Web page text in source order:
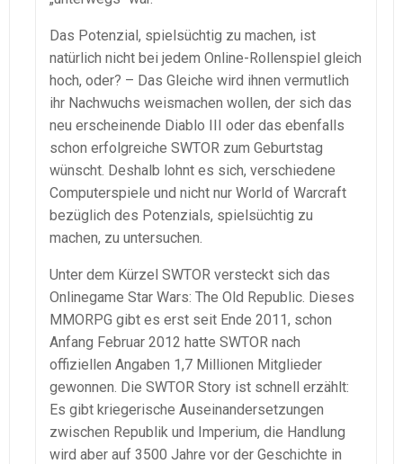
Das Potenzial, spielsüchtig zu machen, ist
natürlich nicht bei jedem Online-Rollenspiel gleich
hoch, oder? – Das Gleiche wird ihnen vermutlich
ihr Nachwuchs weismachen wollen, der sich das
neu erscheinende Diablo III oder das ebenfalls
schon erfolgreiche SWTOR zum Geburtstag
wünscht. Deshalb lohnt es sich, verschiedene
Computerspiele und nicht nur World of Warcraft
bezüglich des Potenzials, spielsüchtig zu
machen, zu untersuchen.
Unter dem Kürzel SWTOR versteckt sich das
Onlinegame Star Wars: The Old Republic. Dieses
MMORPG gibt es erst seit Ende 2011, schon
Anfang Februar 2012 hatte SWTOR nach
offiziellen Angaben 1,7 Millionen Mitglieder
gewonnen. Die SWTOR Story ist schnell erzählt:
Es gibt kriegerische Auseinandersetzungen
zwischen Republik und Imperium, die Handlung
wird aber auf 3500 Jahre vor der Geschichte in